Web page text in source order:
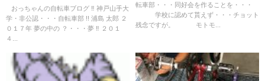
おっちゃんの自転車ブログ ‼︎ 神戸山手大
学・非公認・・・自転車部 !! 浦島 太郎 ２
０１７年 夢の中の ？・・・夢 ‼︎ ２０１
４...
転車部・・・同好会を作ることを・・・
学校に認めて貰えず・・・チョット
残念ですが。 モトモ...